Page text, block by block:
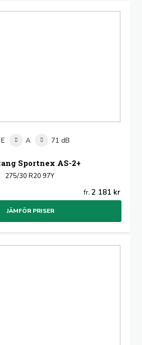
E A 71 dB
Sportnex AS-2+
275/30 R20 97Y
fr. 2 181 kr
JÄMFÖR PRISER